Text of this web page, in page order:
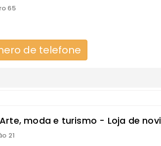
65
de telefone
moda e turismo - Loja de
21